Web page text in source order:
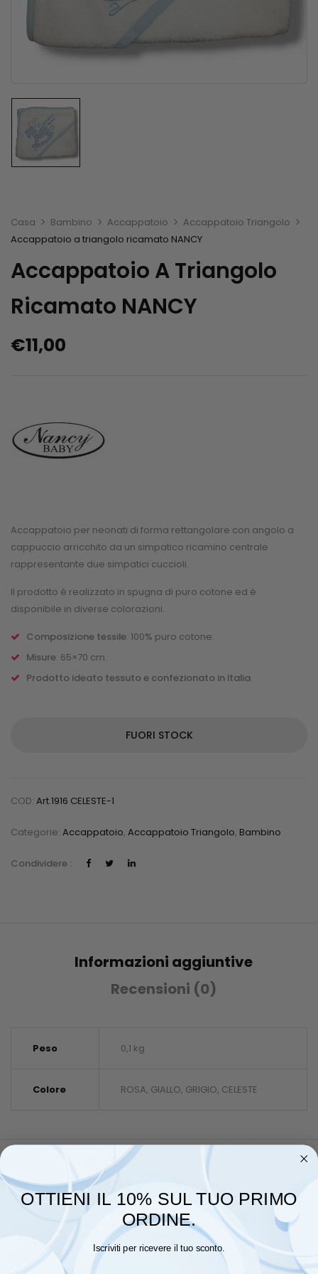
Casa Bambino Accappatoio
Accappatoio Triangolo
Accappatoio a triangolo ricamato NANCY
Accappatoio A Triangolo
Ricamato NANCY
€11,00
Accappatoio per neonati di forma rettangolare con angolo a
cappuccio arricchito da un simpatico ricamino centrale
rappresentante due simpatici cuccioli.
Il prodotto è realizzato in spugna di puro cotone ed è
disponibile in diverse colorazioni.
Composizione tessile: 100% puro cotone.
Misure: 65×70 cm.
Prodotto ideato tessuto e confezionato in Italia.
FUORI STOCK
COD: Art.1916 CELESTE-1
Categorie: Accappatoio, Accappatoio Triangolo, Bambino
Condividere :
Informazioni aggiuntive
Recensioni (0)
Peso 0,1 kg
Colore ROSA, GIALLO, GRIGIO, CELESTE
Prodotti Correlati
OTTIENI IL 10% SUL TUO PRIMO
ORDINE.
Iscriviti per ricevere il tuo sconto.